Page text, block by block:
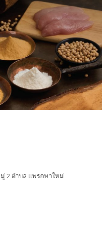
2 ตำบล แพรกษาใหม่